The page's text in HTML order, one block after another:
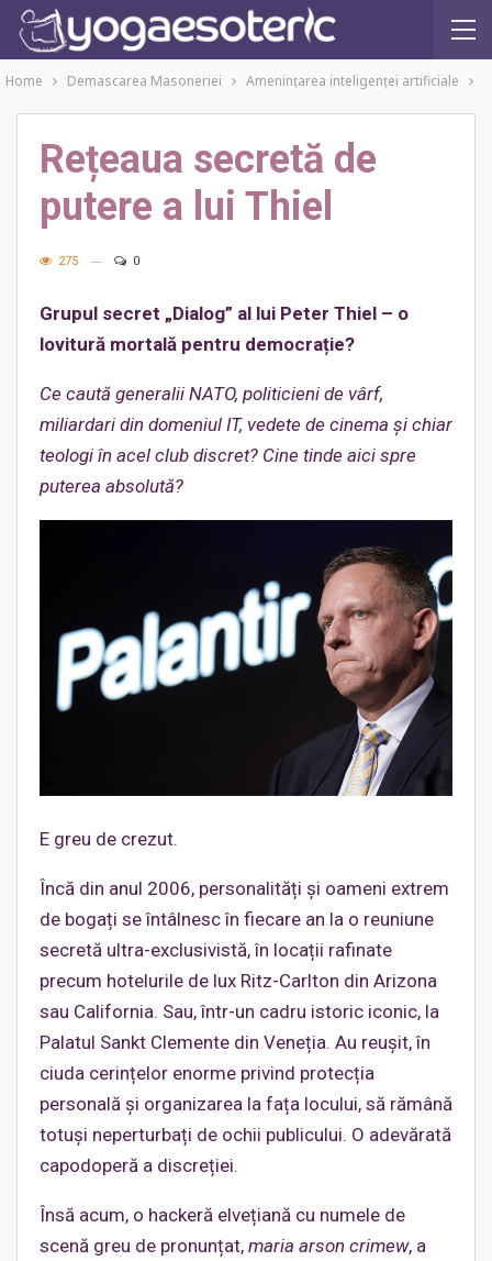
Home Demascarea Masoneriei Amenințarea inteligenței artificiale
Rețeaua secretă de
putere a lui Thiel
275 0
Grupul secret „Dialog” al lui Peter Thiel – o
lovitură mortală pentru democrație?
Ce caută generalii NATO, politicieni de vârf,
miliardari din domeniul IT, vedete de cinema și chiar
teologi în acel club discret? Cine tinde aici spre
puterea absolută?
E greu de crezut.
Încă din anul 2006, personalități și oameni extrem
de bogați se întâlnesc în fiecare an la o reuniune
secretă ultra-exclusivistă, în locații rafinate
precum hotelurile de lux Ritz-Carlton din Arizona
sau California. Sau, într-un cadru istoric iconic, la
Palatul Sankt Clemente din Veneția. Au reușit, în
ciuda cerințelor enorme privind protecția
personală și organizarea la fața locului, să rămână
totuși neperturbați de ochii publicului. O adevărată
capodoperă a discreției.
Însă acum, o hackeră elvețiană cu numele de
scenă greu de pronunțat, maria arson crimew, a